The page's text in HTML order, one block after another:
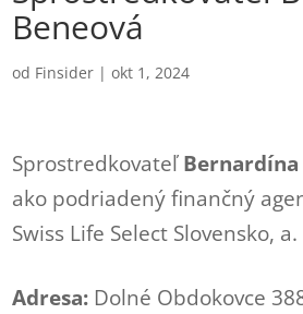
Beneová
od Finsider |okt 1, 2024
SprostredkovateľBernardína
ako podriadený finančný
Swiss Life Select Slovensko, a.
Adresa: Dolné Obdokovce